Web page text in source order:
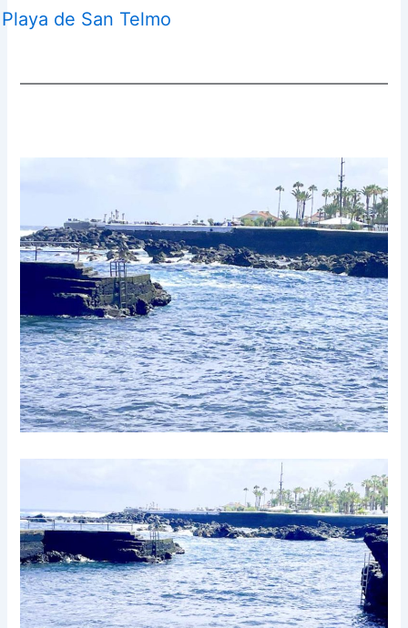
Playa de San Telmo